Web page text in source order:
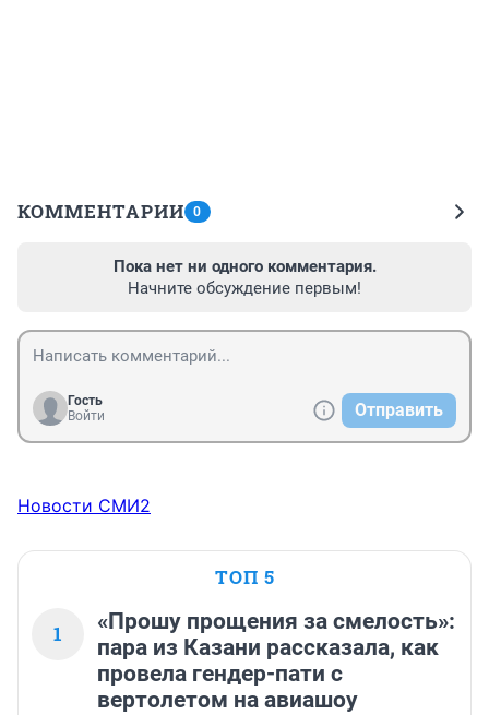
КОММЕНТАРИИ 0
Пока нет ни одного комментария.
Начните обсуждение первым!
Гость
Войти
Отправить
Новости СМИ2
ТОП 5
1
«Прошу прощения за смелость»:
пара из Казани рассказала, как
провела гендер-пати с
вертолетом на авиашоу